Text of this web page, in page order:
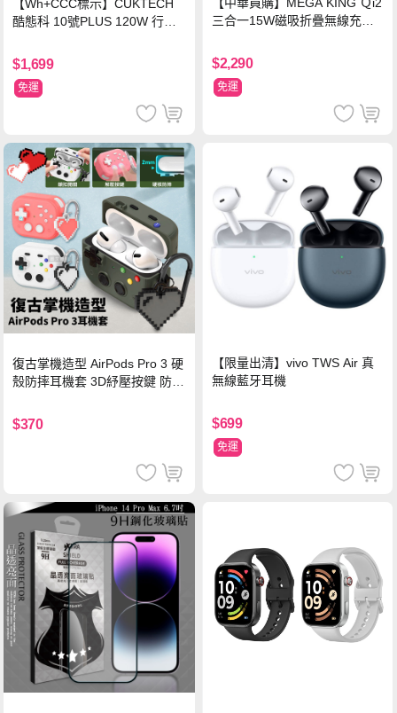
【Wh+CCC標示】CUKTECH
酷態科 10號PLUS 120W 行動
色
$1,699
免運
【中華員購】MEGA KING Ｑi2
三合一15W磁吸折疊無線充電
$2,290
免運
復古掌機造型 AirPods Pro 3 硬
殼防摔耳機套 3D紓壓按鍵 防開
$370
【限量出清】vivo TWS Air 真
無線藍牙耳機
$699
免運